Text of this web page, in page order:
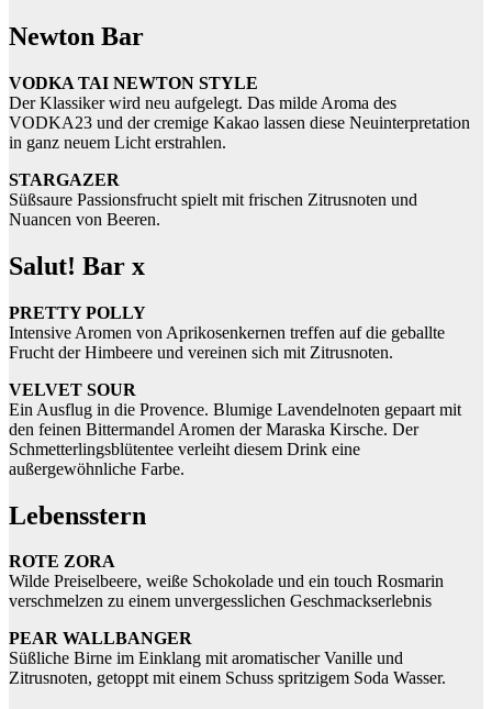
Newton Bar
VODKA TAI NEWTON STYLE
Der Klassiker wird neu aufgelegt. Das milde Aroma des
VODKA23 und der cremige Kakao lassen diese Neuinterpretation
in ganz neuem Licht erstrahlen.
STARGAZER
Süßsaure Passionsfrucht spielt mit frischen Zitrusnoten und
Nuancen von Beeren.
Salut! Bar x
PRETTY POLLY
Intensive Aromen von Aprikosenkernen treffen auf die geballte
Frucht der Himbeere und vereinen sich mit Zitrusnoten.
VELVET SOUR
Ein Ausflug in die Provence. Blumige Lavendelnoten gepaart mit
den feinen Bittermandel Aromen der Maraska Kirsche. Der
Schmetterlingsblütentee verleiht diesem Drink eine
außergewöhnliche Farbe.
Lebensstern
ROTE ZORA
Wilde Preiselbeere, weiße Schokolade und ein touch Rosmarin
verschmelzen zu einem unvergesslichen Geschmackserlebnis
PEAR WALLBANGER
Süßliche Birne im Einklang mit aromatischer Vanille und
Zitrusnoten, getoppt mit einem Schuss spritzigem Soda Wasser.